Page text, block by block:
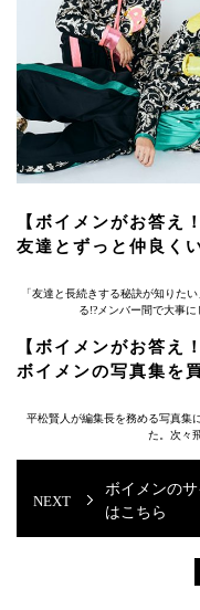
【ボイメンがお答え
友達とずっと仲良く
「友達と長続きする秘訣が知りた
る!?メンバー間で大事
【ボイメンがお答え
ボイメンの写真集
平松賢人が編集長を務める写真集
た。次々
ボイメンの
はこちら